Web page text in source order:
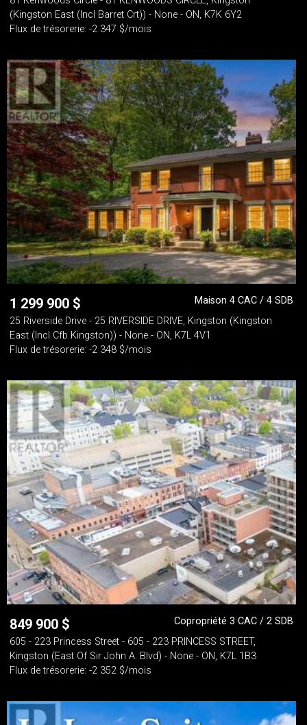
(Kingston East (Incl Barret Crt)) - None - ON, K7K 6Y2
Flux de trésorerie: -2 347 $/mois
1 299 900 $
Maison 4 CAC / 4 SDB
25 Riverside Drive - 25 RIVERSIDE DRIVE, Kingston (Kingston
East (Incl Cfb Kingston)) - None - ON, K7L 4V1
Flux de trésorerie: -2 348 $/mois
849 900 $
Copropriété 3 CAC / 2 SDB
605 - 223 Princess Street - 605 - 223 PRINCESS STREET,
Kingston (East Of Sir John A. Blvd) - None - ON, K7L 1B3
Flux de trésorerie: -2 352 $/mois